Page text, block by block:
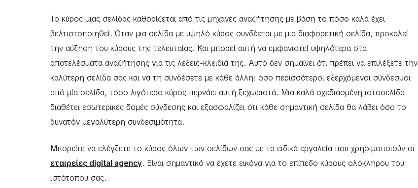
Το κύρος μιας σελίδας καθορίζεται από τις μηχανές αναζήτησης με βάση το πόσο καλά έχει
βελτιστοποιηθεί. Όταν μια σελίδα με υψηλό κύρος συνδέεται με μια διαφορετική σελίδα, προκαλεί
την αύξηση του κύρους της τελευταίας. Και μπορεί αυτή να εμφανιστεί υψηλότερα στα
αποτελέσματα αναζήτησης για τις λέξεις-κλειδιά της. Αυτό δεν σημαίνει ότι πρέπει να επιλέξετε την
καλύτερη σελίδα σας και να τη συνδέσετε με κάθε άλλη: όσο περισσότεροι εξερχόμενοι σύνδεσμοι
από μία σελίδα, τόσο λιγότερο κύρος περνάει αυτή ξεχωριστά. Μια καλά σχεδιασμένη ιστοσελίδα
διαθέτει εσωτερικές δομές σύνδεσης και εξασφαλίζει ότι κάθε σημαντική σελίδα θα λάβει όσο το
δυνατόν μεγαλύτερη συνδεσιμότητα.
Μπορείτε να ελέγξετε το κύρος όλων των σελίδων σας με τα ειδικά εργαλεία που χρησιμοποιούν οι
εταιρείες digital agency. Είναι σημαντικό να έχετε εικόνα για το επίπεδο κύρους ολόκληρου του
ιστότοπου σας.